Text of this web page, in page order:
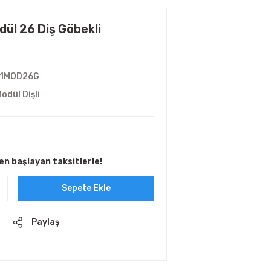
26 Diş Göbekli
Dişli
başlayan taksitlerle!
Sepete Ekle
Paylaş